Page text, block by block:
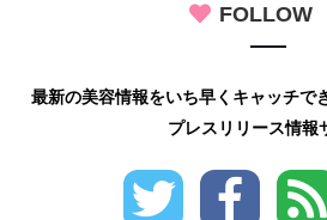
FOLLOW
最新の美容情報をいち早くキャッチで
プレスリリース情報